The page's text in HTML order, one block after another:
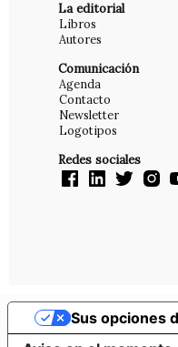
La editorial
Libros
Autores
Comunicación
Agenda
Contacto
Newsletter
Logotipos
Redes sociales
Sus opciones